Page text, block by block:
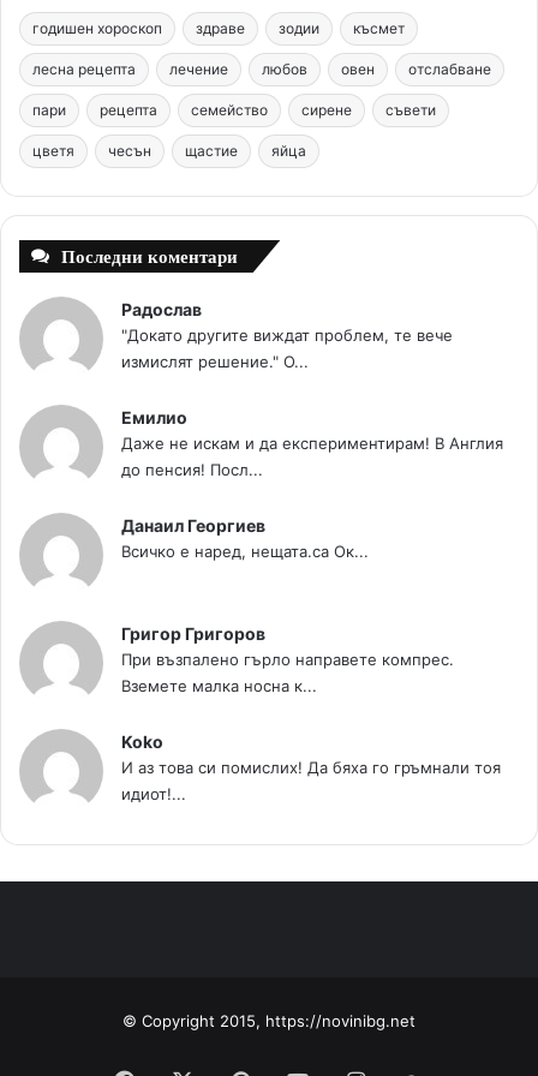
b
o
o
k
e
r
e
s
t
u
b
e
a
g
r
m
m
годишен хороскоп здраве зодии късмет
лесна рецепта лечение любов овен отслабване
пари рецепта семейство сирене съвети
цветя чесън щастие яйца
Последни коментари
Радослав
"Докато другите виждат проблем, те вече
измислят решение." О...
Емилио
Даже не искам и да експериментирам! В Англия
до пенсия! Посл...
Данаил Георгиев
Всичко е наред, нещата.са Ок...
Григор Григоров
При възпалено гърло направете компрес.
Вземете малка носна к...
Koko
И аз това си помислих! Да бяха го гръмнали тоя
идиот!...
© Copyright 2015, https://novinibg.net